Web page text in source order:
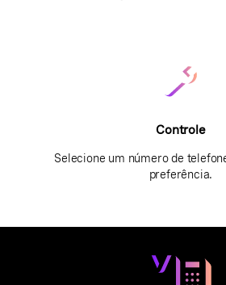
Controle
Selecione um número de
preferência.